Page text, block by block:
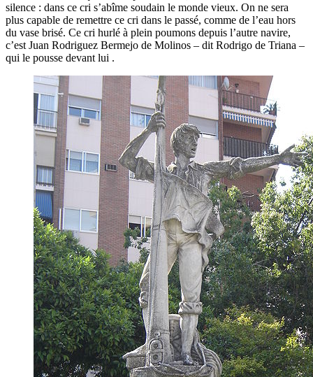
silence : dans ce cri s’abîme soudain le monde vieux. On ne sera
plus capable de remettre ce cri dans le passé, comme de l’eau hors
du vase brisé. Ce cri hurlé à plein poumons depuis l’autre navire,
c’est Juan Rodriguez Bermejo de Molinos – dit Rodrigo de Triana –
qui le pousse devant lui .